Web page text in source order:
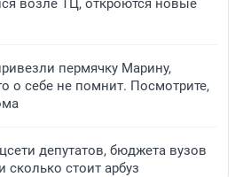
возле ТЦ, откроются новые
пермячку Марину,
о себе не помнит. Посмотрите,
депутатов, бюджета вузов
стоит арбуз